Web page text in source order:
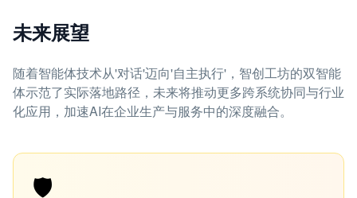
未来展望
随着智能体技术从'对话'迈向'自主执行'，智创工坊的双智能
体示范了实际落地路径，未来将推动更多跨系统协同与行业
化应用，加速AI在企业生产与服务中的深度融合。
🛡️